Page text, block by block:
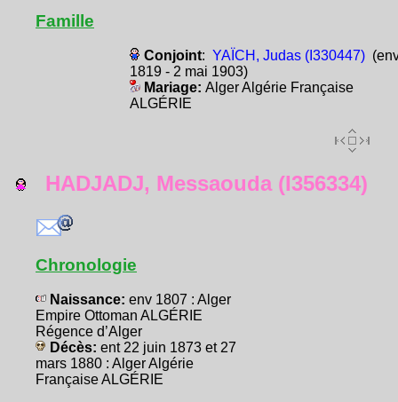
Famille
Conjoint: YAÏCH, Judas (I330447)
1819 - 2 mai 1903)
Mariage: Alger Algérie Française
ALGÉRIE
HADJADJ, Messaouda (I356334)
Chronologie
Naissance: env 1807 : Alger
Empire Ottoman ALGÉRIE
Régence d’Alger
Décès: ent 22 juin 1873 et 27
mars 1880 : Alger Algérie
Française ALGÉRIE